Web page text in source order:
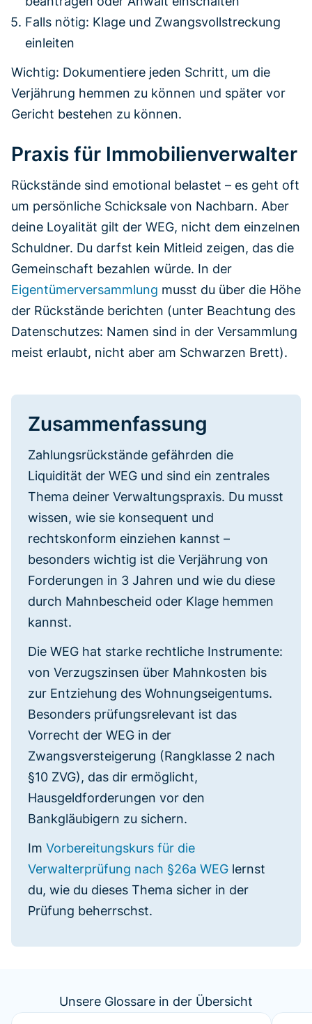
Falls nötig: Klage und Zwangsvollstreckung
einleiten
Wichtig: Dokumentiere jeden Schritt, um die
Verjährung hemmen zu können und später vor
Gericht bestehen zu können.
Praxis für Immobilienverwalter
Rückstände sind emotional belastet – es geht oft
um persönliche Schicksale von Nachbarn. Aber
deine Loyalität gilt der WEG, nicht dem einzelnen
Schuldner. Du darfst kein Mitleid zeigen, das die
Gemeinschaft bezahlen würde. In der
Eigentümerversammlung musst du über die Höhe
der Rückstände berichten (unter Beachtung des
Datenschutzes: Namen sind in der Versammlung
meist erlaubt, nicht aber am Schwarzen Brett).
Zusammenfassung
Zahlungsrückstände gefährden die
Liquidität der WEG und sind ein zentrales
Thema deiner Verwaltungspraxis. Du musst
wissen, wie sie konsequent und
rechtskonform einziehen kannst –
besonders wichtig ist die Verjährung von
Forderungen in 3 Jahren und wie du diese
durch Mahnbescheid oder Klage hemmen
kannst.
Die WEG hat starke rechtliche Instrumente:
von Verzugszinsen über Mahnkosten bis
zur Entziehung des Wohnungseigentums.
Besonders prüfungsrelevant ist das
Vorrecht der WEG in der
Zwangsversteigerung (Rangklasse 2 nach
§10 ZVG), das dir ermöglicht,
Hausgeldforderungen vor den
Bankgläubigern zu sichern.
Im Vorbereitungskurs für die
Verwalterprüfung nach §26a WEG lernst
du, wie du dieses Thema sicher in der
Prüfung beherrschst.
Unsere Glossare in der Übersicht